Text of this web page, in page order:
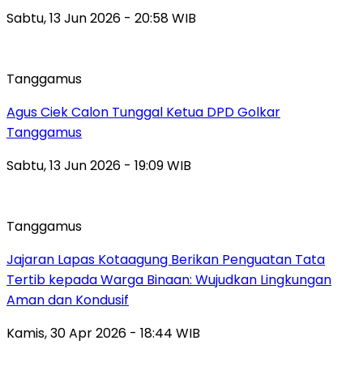
Sabtu, 13 Jun 2026 - 20:58 WIB
Tanggamus
Agus Ciek Calon Tunggal Ketua DPD Golkar
Tanggamus
Sabtu, 13 Jun 2026 - 19:09 WIB
Tanggamus
Jajaran Lapas Kotaagung Berikan Penguatan Tata
Tertib kepada Warga Binaan: Wujudkan Lingkungan
Aman dan Kondusif
Kamis, 30 Apr 2026 - 18:44 WIB